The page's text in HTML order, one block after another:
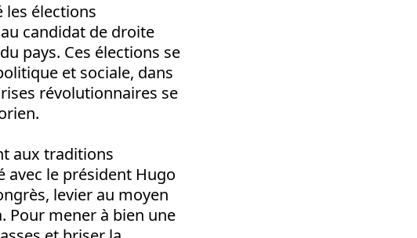
les élections
candidat de droite
pays. Ces élections se
et sociale, dans
révolutionnaires se
aux traditions
avec le président Hugo
levier au moyen
Pour mener à bien une